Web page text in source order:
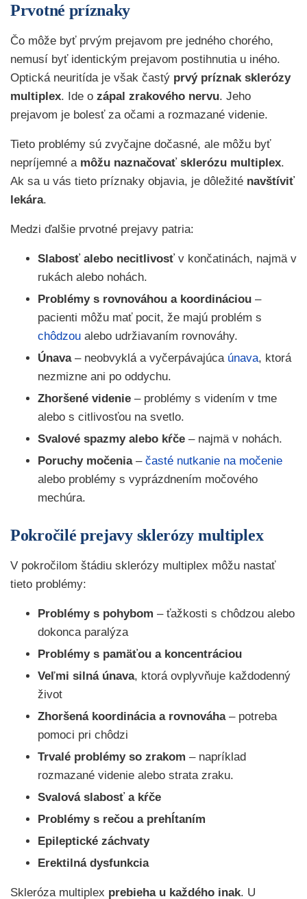
Prvotné príznaky
Čo môže byť prvým prejavom pre jedného chorého,
nemusí byť identickým prejavom postihnutia u iného.
Optická neuritída je však častý prvý príznak sklerózy
multiplex. Ide o zápal zrakového nervu. Jeho
prejavom je bolesť za očami a rozmazané videnie.
Tieto problémy sú zvyčajne dočasné, ale môžu byť
nepríjemné a môžu naznačovať sklerózu multiplex.
Ak sa u vás tieto príznaky objavia, je dôležité navštíviť
lekára.
Medzi ďalšie prvotné prejavy patria:
Slabosť alebo necitlivosťv končatinách, najmä v
rukách alebo nohách.
Problémy s rovnováhou a koordináciou –
pacienti môžu mať pocit, že majú problém s
chôdzou alebo udržiavaním rovnováhy.
Únava– neobvyklá a vyčerpávajúca únava, ktorá
nezmizne ani po oddychu.
Zhoršené videnie – problémy s videním v tme
alebo s citlivosťou na svetlo.
Svalové spazmy alebo kŕče – najmä v nohách.
Poruchy močenia– časté nutkanie na močenie
alebo problémy s vyprázdnením močového
mechúra.
Pokročilé prejavy sklerózy multiplex
V pokročilom štádiu sklerózy multiplex môžu nastať
tieto problémy:
Problémy s pohybom – ťažkosti s chôdzou alebo
dokonca paralýza
Problémy s pamäťou a koncentráciou
Veľmi silná únava, ktorá ovplyvňuje každodenný
život
Zhoršená koordinácia a rovnováha– potreba
pomoci pri chôdzi
Trvalé problémy so zrakom – napríklad
rozmazané videnie alebo strata zraku.
Svalová slabosť a kŕče
Problémy s rečou a prehĺtaním
Epileptické záchvaty
Erektilná dysfunkcia
Skleróza multiplex prebieha u každého inak. U